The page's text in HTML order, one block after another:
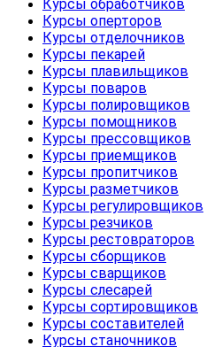
Курсы обработчиков
Курсы оперторов
Курсы отделочников
Курсы пекарей
Курсы плавильщиков
Курсы поваров
Курсы полировщиков
Курсы помощников
Курсы прессовщиков
Курсы приемщиков
Курсы пропитчиков
Курсы разметчиков
Курсы регулировщиков
Курсы резчиков
Курсы рестовраторов
Курсы сборщиков
Курсы сварщиков
Курсы слесарей
Курсы сортировщиков
Курсы составителей
Курсы станочников